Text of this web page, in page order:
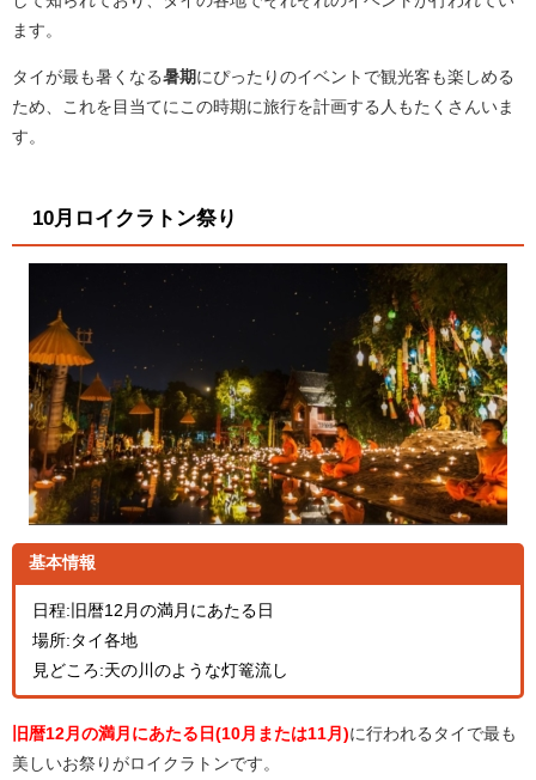
ます。
タイが最も暑くなる暑期 にぴったりのイベントで観光客も楽しめる
ため、これを目当てにこの時期に旅行を計画する人もたくさんいま
す。
10月ロイクラトン祭り
基本情報
日程:旧暦12月の満月にあたる日
場所:タイ各地
見どころ:天の川のような灯篭流し
旧暦12月の満月にあたる日(10月または11月)に行われるタイで最も
美しいお祭りがロイクラトンです。